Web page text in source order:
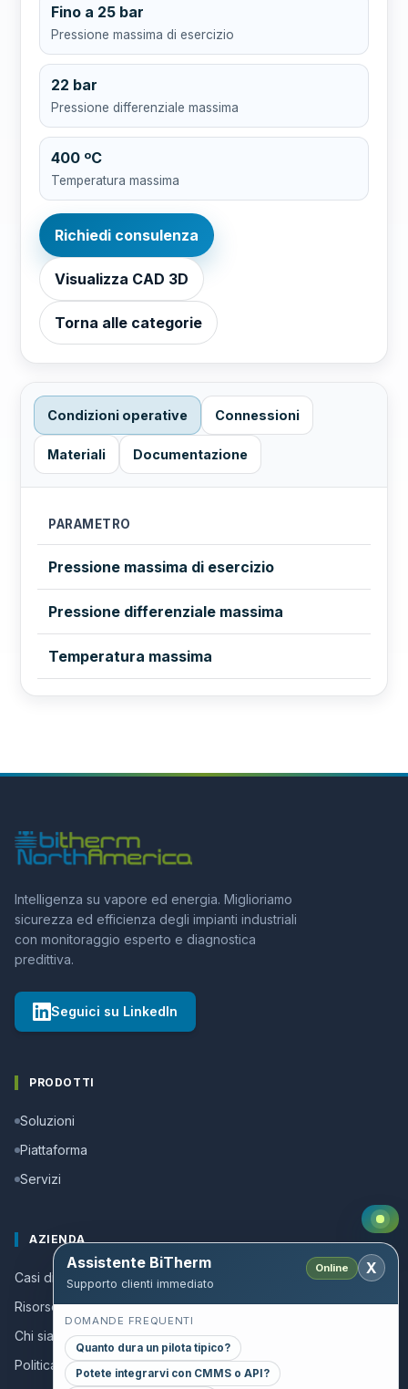
Fino a 25 bar
Pressione massima di esercizio
22 bar
Pressione differenziale massima
400 ºC
Temperatura massima
Richiedi consulenza
Visualizza CAD 3D
Torna alle categorie
Condizioni operative Connessioni
Materiali Documentazione
PARAMETRO
Pressione massima di esercizio
Pressione differenziale massima
Temperatura massima
Intelligenza su vapore ed energia. Miglioriamo
sicurezza ed efficienza degli impianti industriali
con monitoraggio esperto e diagnostica
predittiva.
Seguici su LinkedIn
PRODOTTI
Soluzioni
Piattaforma
Servizi
AZIENDA
Casi di successo
Risorse e guide
Chi siamo
Politica della qualita
Assistente BiTherm
Supporto clienti immediato
Online X
DOMANDE FREQUENTI
Quanto dura un pilota tipico?
Potete integrarvi con CMMS o API?